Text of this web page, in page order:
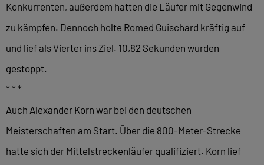
Konkurrenten, außerdem hatten die Läufer mit Gegenwind
zu kämpfen. Dennoch holte Romed Guischard kräftig auf
und lief als Vierter ins Ziel. 10,82 Sekunden wurden
gestoppt.
* * *
Auch Alexander Korn war bei den deutschen
Meisterschaften am Start. Über die 800-Meter-Strecke
hatte sich der Mittelstreckenläufer qualifiziert. Korn lief